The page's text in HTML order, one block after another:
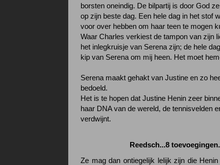
borsten oneindig. De bilpartij is door God
op zijn beste dag. Een hele dag in het stof
voor over hebben om haar teen te mogen
Waar Charles verkiest de tampon van zijn
het inlegkruisje van Serena zijn; de hele
kip van Serena om mij heen. Het moet
Serena maakt gehakt van Justine en zo
bedoeld.
Het is te hopen dat Justine Henin zeer
haar DNA van de wereld, de tennisvelden
verdwijnt.
Reedsch...8
Ze mag dan ontiegelijk lelijk zijn die